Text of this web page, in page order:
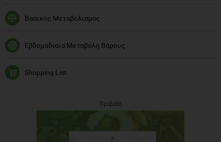
Βασικός Μεταβολισμός
Εβδομαδιαία Μεταβολή Βάρους
Shopping List
Προβολή